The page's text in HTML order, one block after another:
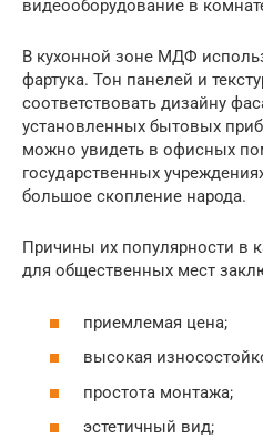
видеооборудование в
В кухонной зоне МДФ
фартука. Тон панелей и
соответствовать дизайну
установленных бытовых
можно увидеть в офисных
государственных
большое скопление народа.
Причины их популярности в
для общественных мест
приемлемая цена;
высокая
простота монтажа;
эстетичный вид;